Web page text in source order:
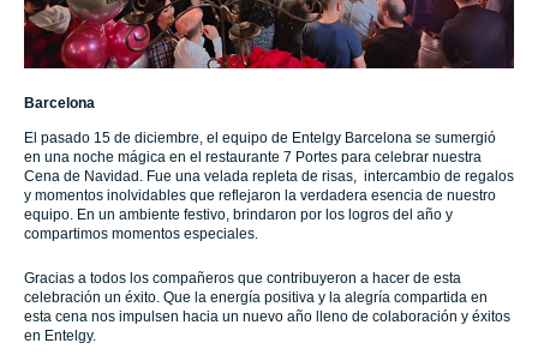
Barcelona
El pasado 15 de diciembre, el equipo de Entelgy Barcelona se sumergió
en una noche mágica en el restaurante 7 Portes para celebrar nuestra
Cena de Navidad. Fue una velada repleta de risas, intercambio de regalos
y momentos inolvidables que reflejaron la verdadera esencia de nuestro
equipo. En un ambiente festivo, brindaron por los logros del año y
compartimos momentos especiales.
Gracias a todos los compañeros que contribuyeron a hacer de esta
celebración un éxito. Que la energía positiva y la alegría compartida en
esta cena nos impulsen hacia un nuevo año lleno de colaboración y éxitos
en Entelgy.